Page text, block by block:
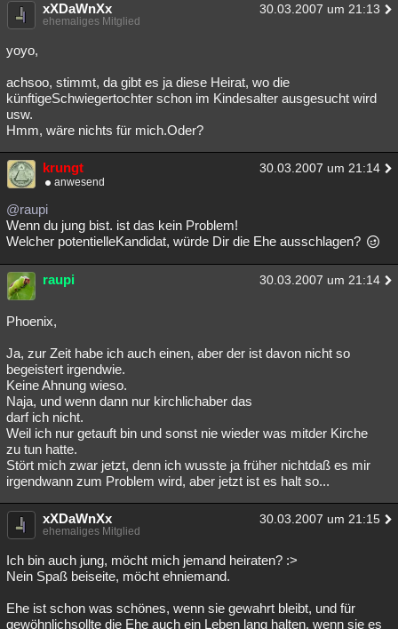
xXDaWnXx 30.03.2007 um 21:13
ehemaliges Mitglied
yoyo,
achsoo, stimmt, da gibt es ja diese Heirat, wo die
künftigeSchwiegertochter schon im Kindesalter ausgesucht wird
usw.
Hmm, wäre nichts für mich.Oder?
krungt 30.03.2007 um 21:14
anwesend
@raupi
Wenn du jung bist. ist das kein Problem!
Welcher potentielleKandidat, würde Dir die Ehe ausschlagen?
raupi 30.03.2007 um 21:14
Phoenix,
Ja, zur Zeit habe ich auch einen, aber der ist davon nicht so
begeistert irgendwie.
Keine Ahnung wieso.
Naja, und wenn dann nur kirchlichaber das
darf ich nicht.
Weil ich nur getauft bin und sonst nie wieder was mitder Kirche
zu tun hatte.
Stört mich zwar jetzt, denn ich wusste ja früher nichtdaß es mir
irgendwann zum Problem wird, aber jetzt ist es halt so...
xXDaWnXx 30.03.2007 um 21:15
ehemaliges Mitglied
Ich bin auch jung, möcht mich jemand heiraten? :>
Nein Spaß beiseite, möcht ehniemand.
Ehe ist schon was schönes, wenn sie gewahrt bleibt, und für
gewöhnlichsollte die Ehe auch ein Leben lang halten, wenn sie es